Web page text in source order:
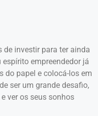
de investir para ter ainda
empreendedor já
do papel e colocá-los em
ser um grande desafio,
ver os seus sonhos